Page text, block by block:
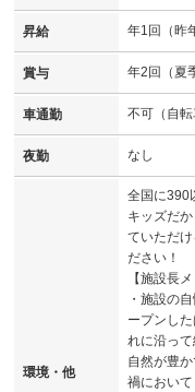
昇給 年1回（昨
賞与 年2回（夏
車通勤 不可（自転
夜勤 なし
環境・他
全国に390
キッズだ
ていただ
ださい！
【施設長
・施設の
ープンし
れに沿っ
自然が豊
禍において